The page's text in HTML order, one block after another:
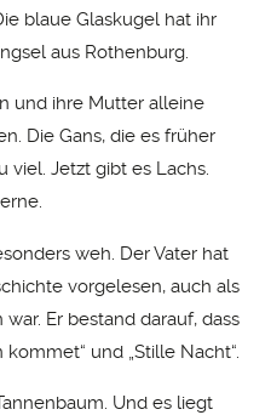
blaue Glaskugel hat ihr
aus Rothenburg.
und ihre Mutter alleine
Die Gans, die es früher
viel. Jetzt gibt es Lachs.
weh. Der Vater hat
vorgelesen, auch als
Er bestand darauf, dass
und „Stille Nacht“.
Und es liegt